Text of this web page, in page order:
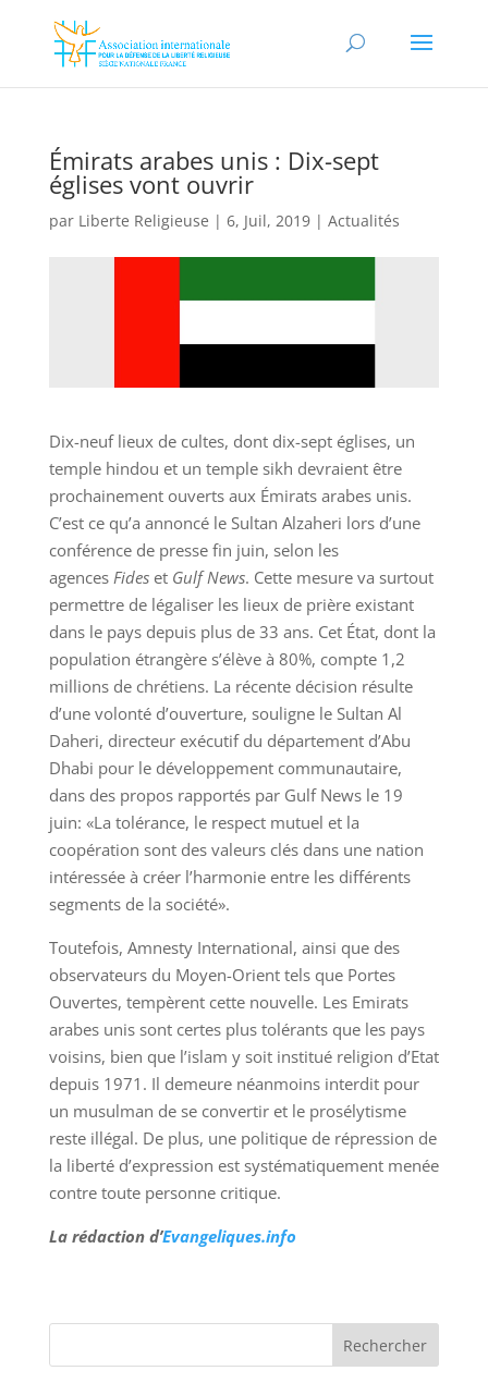
Émirats arabes unis : Dix-sept
églises vont ouvrir
par Liberte Religieuse | 6, Juil, 2019| Actualités
Dix-neuf lieux de cultes, dont dix-sept églises, un
temple hindou et un temple sikh devraient être
prochainement ouverts aux Émirats arabes unis.
C’est ce qu’a annoncé le Sultan Alzaheri lors d’une
conférence de presse fin juin, selon les
agences Fideset Gulf News. Cette mesure va surtout
permettre de légaliser les lieux de prière existant
dans le pays depuis plus de 33 ans. Cet État, dont la
population étrangère s’élève à 80%, compte 1,2
millions de chrétiens. La récente décision résulte
d’une volonté d’ouverture, souligne le Sultan Al
Daheri, directeur exécutif du département d’Abu
Dhabi pour le développement communautaire,
dans des propos rapportés par Gulf News le 19
juin: «La tolérance, le respect mutuel et la
coopération sont des valeurs clés dans une nation
intéressée à créer l’harmonie entre les différents
segments de la société».
Toutefois, Amnesty International, ainsi que des
observateurs du Moyen-Orient tels que Portes
Ouvertes, tempèrent cette nouvelle. Les Emirats
arabes unis sont certes plus tolérants que les pays
voisins, bien que l’islam y soit institué religion d’Etat
depuis 1971. Il demeure néanmoins interdit pour
un musulman de se convertir et le prosélytisme
reste illégal. De plus, une politique de répression de
la liberté d’expression est systématiquement menée
contre toute personne critique.
La rédaction d’Evangeliques.info